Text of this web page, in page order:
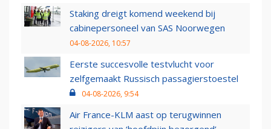
Staking dreigt komend weekend bij
cabinepersoneel van SAS Noorwegen
04-08-2026, 10:57
Eerste succesvolle testvlucht voor
zelfgemaakt Russisch passagierstoestel
04-08-2026, 9:54
Air France-KLM aast op terugwinnen